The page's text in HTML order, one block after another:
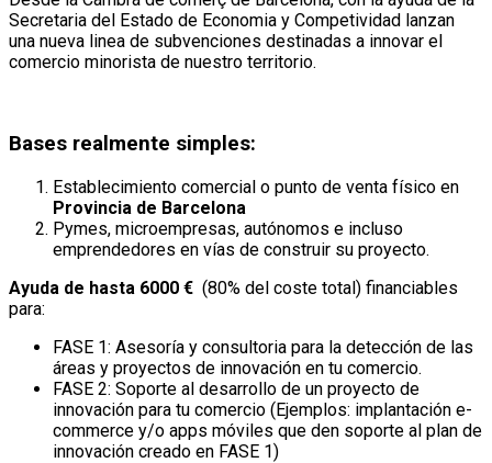
Secretaria del Estado de Economia y Competividad lanzan
una nueva linea de subvenciones destinadas a innovar el
comercio minorista de nuestro territorio.
Bases realmente simples:
Establecimiento comercial o punto de venta físico en
Provincia de Barcelona
Pymes, microempresas, autónomos e incluso
emprendedores en vías de construir su proyecto.
Ayuda de hasta 6000 € (80% del coste total) financiables
para:
FASE 1: Asesoría y consultoria para la detección de las
áreas y proyectos de innovación en tu comercio.
FASE 2: Soporte al desarrollo de un proyecto de
innovación para tu comercio (Ejemplos: implantación e-
commerce y/o apps móviles que den soporte al plan de
innovación creado en FASE 1)